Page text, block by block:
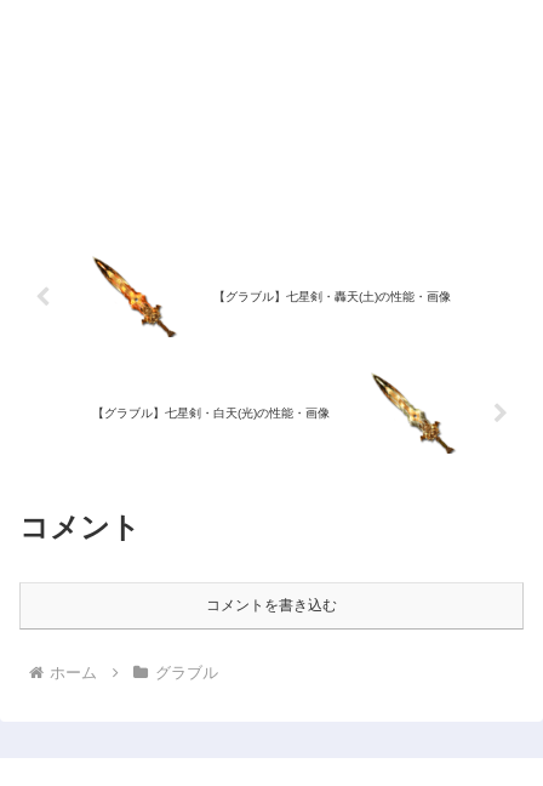
【グラブル】七星剣・轟天(土)の性能・画像
【グラブル】七星剣・白天(光)の性能・画像
コメント
コメントを書き込む
ホーム グラブル